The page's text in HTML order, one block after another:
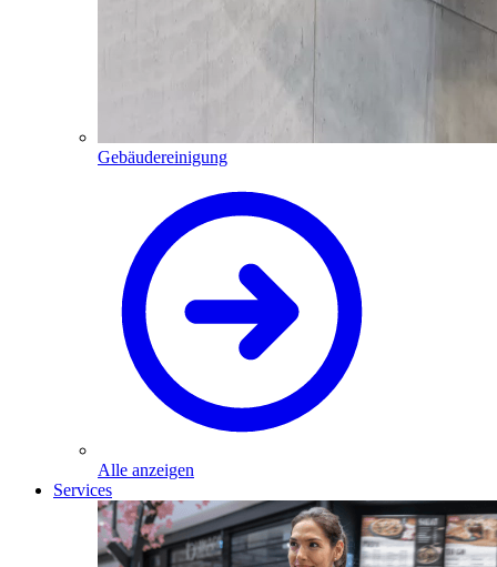
Gebäudereinigung
Alle anzeigen
Services